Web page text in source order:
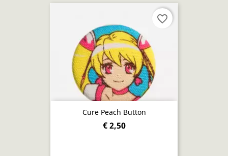
Cure Peach Button
€ 2,50
favorite_border